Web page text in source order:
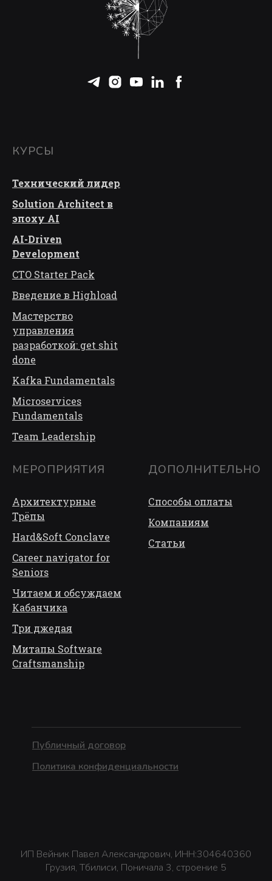
КУРСЫ
Технический лидер
Solution Architect в
эпоху AI
AI-Driven
Development
CTO Starter Pack
Введение в Highload
Мастерство
управления
разработкой: get shit
done
Kafka Fundamentals
Microservices
Fundamentals
Team Leadership
МЕРОПРИЯТИЯ
Архитектурные
Трёпы
Hard&Soft Conclave
Career navigator for
Seniors
Читаем и обсуждаем
Кабанчика
Три джедая
Митапы Software
Craftsmanship
ДОПОЛНИТЕЛЬНО
Способы оплаты
Компаниям
Статьи
Публичный договор
Политика конфиденциальности
ИП Вейник Павел Александрович, ИНН:304640360
Грузия, Тбилиси, Поничала 3, строение 5